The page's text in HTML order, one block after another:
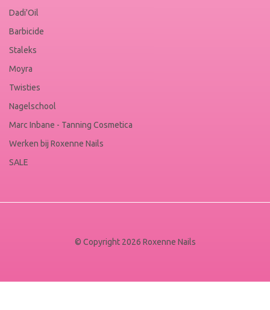
Dadi'Oil
Barbicide
Staleks
Moyra
Twisties
Nagelschool
Marc Inbane - Tanning Cosmetica
Werken bij Roxenne Nails
SALE
© Copyright 2026 Roxenne Nails